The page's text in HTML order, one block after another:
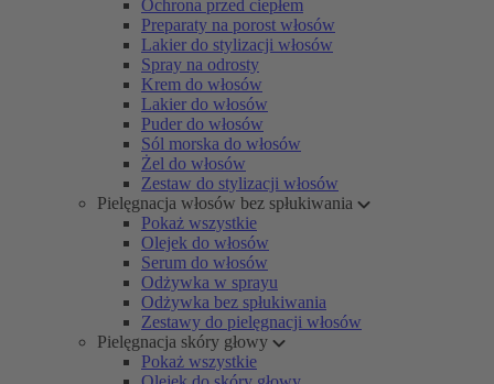
Ochrona przed ciepłem
Preparaty na porost włosów
Lakier do stylizacji włosów
Spray na odrosty
Krem do włosów
Lakier do włosów
Puder do włosów
Sól morska do włosów
Żel do włosów
Zestaw do stylizacji włosów
Pielęgnacja włosów bez spłukiwania
Pokaż wszystkie
Olejek do włosów
Serum do włosów
Odżywka w sprayu
Odżywka bez spłukiwania
Zestawy do pielęgnacji włosów
Pielęgnacja skóry głowy
Pokaż wszystkie